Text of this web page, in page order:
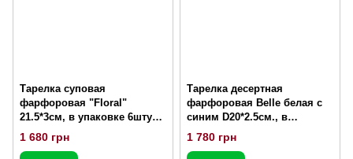
Тарелка суповая
фарфоровая "Floral"
21.5*3см, в упаковке 6штук
(K024)
1 680 грн
Тарелка десертная
фарфоровая Belle белая с
синим D20*2.5см., в
упаковке 6шт. (991-009)
1 780 грн